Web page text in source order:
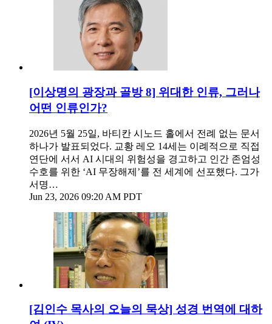
[이상명의 광장과 골방 8] 위대한 인류, 그러나
어떤 인류인가?
2026년 5월 25일, 바티칸 시노드 홀에서 전례 없는 문서
하나가 발표되었다. 교황 레오 14세는 이례적으로 직접
연단에 서서 AI 시대의 위험성을 경고하고 인간 존엄성
수호를 위한 ‘AI 무장해제’를 전 세계에 선포했다. 그가
서명…
Jun 23, 2026 09:20 AM PDT
[김인수 목사의 오늘의 묵상] 성경 번역에 대하